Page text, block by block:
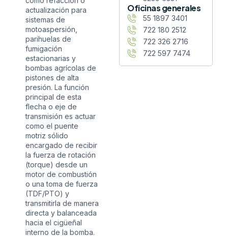
actualización para
sistemas de
motoaspersión,
parihuelas de
fumigación
estacionarias y
bombas agrícolas de
pistones de alta
presión. La función
principal de esta
flecha o eje de
transmisión es actuar
como el puente
motriz sólido
encargado de recibir
la fuerza de rotación
(torque) desde un
motor de combustión
o una toma de fuerza
(TDF/PTO) y
transmitirla de manera
directa y balanceada
hacia el cigüeñal
interno de la bomba.
Oficinas generales
55 1897 3401
722 180 2512
722 326 2716
722 597 7474